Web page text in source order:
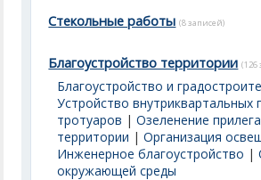
Стекольные работы (8 записей)
Благоустройство территории (126
Благоустройство и
Устройство внутриквартальных
тротуаров |Озеленение
территории |Организация
Инженерное благоустройство |
окружающей среды